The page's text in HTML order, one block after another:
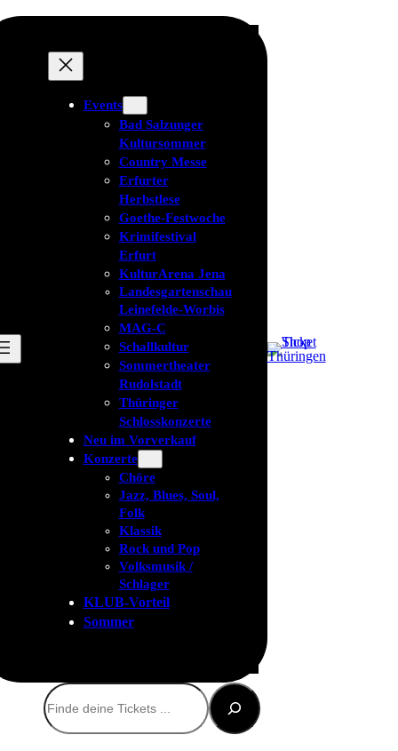
Events
Bad Salzunger
Kultursommer
Country Messe
Erfurter
Herbstlese
Goethe-Festwoche
Krimifestival
Erfurt
KulturArena Jena
Landesgartenschau
Leinefelde-Worbis
MAG-C
Schallkultur
Sommertheater
Rudolstadt
Thüringer
Schlosskonzerte
Neu im Vorverkauf
Konzerte
Chöre
Jazz, Blues, Soul,
Folk
Klassik
Rock und Pop
Volksmusik /
Schlager
KLUB-Vorteil
Sommer
Suchen